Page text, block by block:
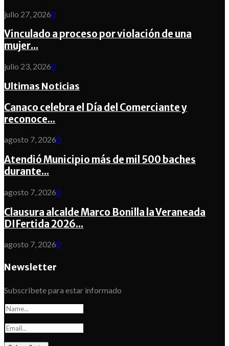
julio 27, 20260
Vinculado a proceso por violación de una
mujer...
julio 23, 20260
Ultimas Noticias
Canaco celebra el Día del Comerciante y
reconoce...
agosto 7, 20260
Atendió Municipio más de mil 500 baches
durante...
agosto 7, 20260
Clausura alcalde Marco Bonilla la Veraneada
DIFertida 2026...
agosto 7, 20260
Newsletter
Subscribete para estar informado